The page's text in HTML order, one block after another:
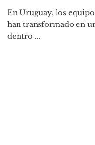
En Uruguay, los
han transformado en
dentro ...